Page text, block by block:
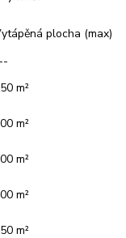
plocha (max)
m²
m²
m²
m²
m²